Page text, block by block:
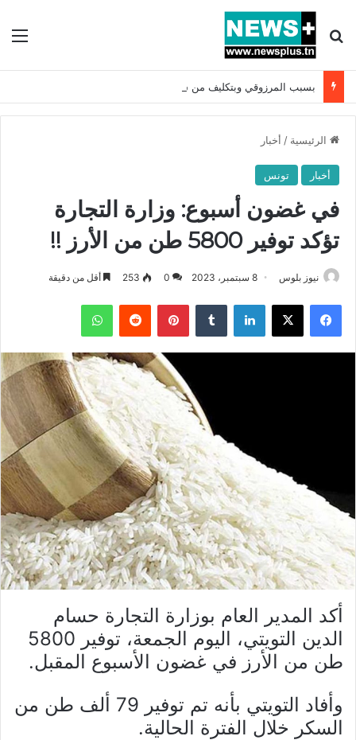
بحث عن
الرئيسية / أخبار
أخبار تونس
في غضون أسبوع: وزارة التجارة
تؤكد توفير 5800 طن من الأرز !!
نيوز بلوس 8 سبتمبر، 2023 0
253 أقل من دقيقة
فيسبوك X لينكدإن بينتيريست واتساب
أكد المدير العام بوزارة التجارة حسام
الدين التويتي، اليوم الجمعة، توفير 5800
طن من الأرز في غضون الأسبوع المقبل.
وأفاد التويتي بأنه تم توفير 79 ألف طن من
السكر خلال الفترة الحالية.